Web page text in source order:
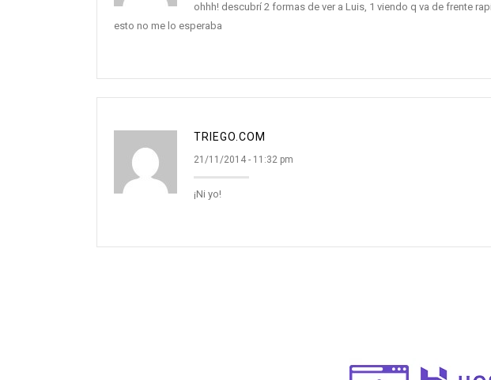
ohhh! descubrí 2 formas de ver a Luis, 1 viendo q va de frente
esto no me lo esperaba
TRIEGO.COM
21/11/2014 - 11:32 pm
¡Ni yo!